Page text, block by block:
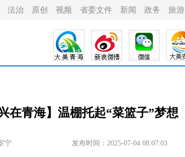
法治 原创 视频 省委文件 新闻 政务 旅游
在青海】温棚托起“菜篮子”梦想
宁 发布时间：2025-07-04 08:07:03